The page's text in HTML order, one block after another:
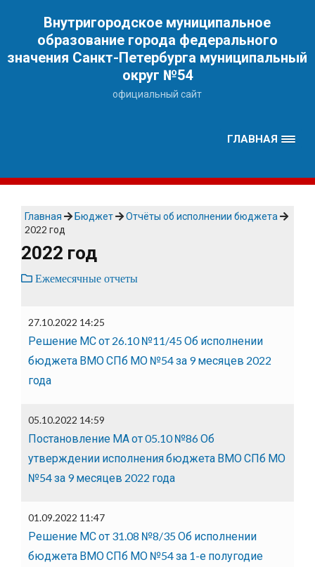
Внутригородское муниципальное
образование города федерального
значения Санкт-Петербурга муниципальный
округ №54
официальный сайт
ГЛАВНАЯ
Главная Бюджет
Отчёты об исполнении бюджета
2022 год
2022 год
Ежемесячные отчеты
27.10.2022 14:25
Решение МС от 26.10 №11/45 Об исполнении
бюджета ВМО СПб МО №54 за 9 месяцев 2022
года
05.10.2022 14:59
Постановление МА от 05.10 №86 Об
утверждении исполнения бюджета ВМО СПб МО
№54 за 9 месяцев 2022 года
01.09.2022 11:47
Решение МС от 31.08 №8/35 Об исполнении
бюджета ВМО СПб МО №54 за 1-е полугодие